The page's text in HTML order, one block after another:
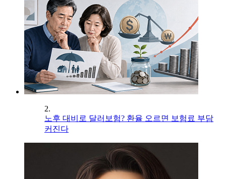
2.
노후 대비로 달러보험? 환율 오르면 보험료 부담
커진다